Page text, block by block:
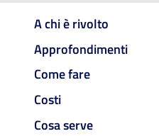
A chi è rivolto
Approfondimenti
Come fare
Costi
Cosa serve